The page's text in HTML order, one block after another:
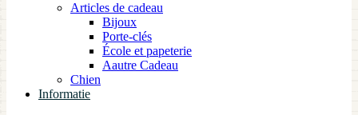
Articles de cadeau
Bijoux
Porte-clés
École et papeterie
Aautre Cadeau
Chien
Informatie